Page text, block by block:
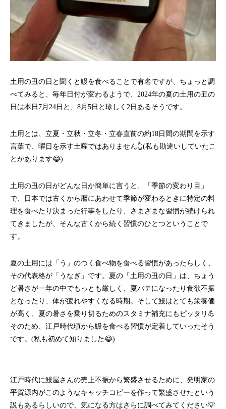
土用の丑の日と聞くと鰻を食べることで有名ですが、ちょっと調
べてみると、毎年日付が変わるようで、2024年の夏の土用の丑の
日は本日7月24日と、8月5日と珍しく2日あるそうです。
土用とは、立夏・立秋・立冬・立春直前の約18日間の期間を示す
言葉で、曜日を示す土曜ではありません👆(私も勘違いしていたこ
とがあります😂)
土用の丑の日がどんな日か簡単に言うと、「季節の変わり目」
で、日本では古くから暦にあわせて季節が変わるときに特定の料
理を食べたり決まった行事をしたり、さまざまな習慣が続けられ
てきましたが、そんな古くから続く習慣のひとつということで
す。
夏の土用には「う」のつく食べ物を食べる習慣があったらしく、
その代表格が「うなぎ」です。夏の「土用の丑の日」は、ちょう
ど暑さが一年の中でもっとも厳しく、夏バテになったり食欲不振
となったり、体が疲れやすくなる時期。そして鰻はとても栄養価
が高く、夏の暑さを乗り切るためのスタミナ補充にもピッタリ💪
そのため、江戸時代頃から鰻を食べる習慣が定着していったそう
です。(私も初めて知りました😂)
江戸時代に鰻屋さんの売上不振から繁盛させるために、発明家の
平賀源内がこのようなキャッチコピーを作って繁盛させたという
説もあるらしいので、気になる方はさらに調べてみてください💡